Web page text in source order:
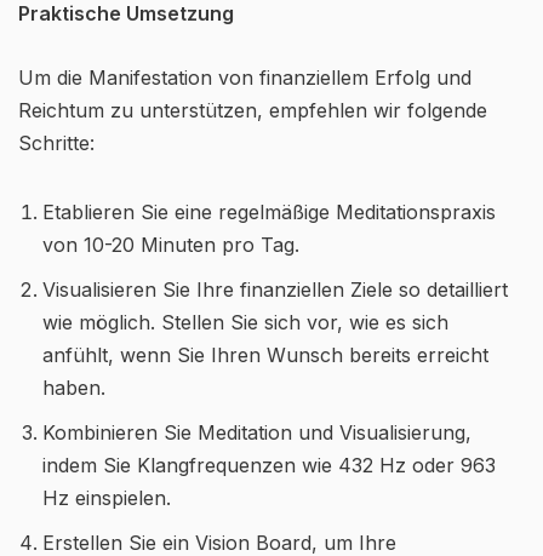
Praktische Umsetzung
Um die Manifestation von finanziellem Erfolg und
Reichtum zu unterstützen, empfehlen wir folgende
Schritte:
Etablieren Sie eine regelmäßige Meditationspraxis
von 10-20 Minuten pro Tag.
Visualisieren Sie Ihre finanziellen Ziele so detailliert
wie möglich. Stellen Sie sich vor, wie es sich
anfühlt, wenn Sie Ihren Wunsch bereits erreicht
haben.
Kombinieren Sie Meditation und Visualisierung,
indem Sie Klangfrequenzen wie 432 Hz oder 963
Hz einspielen.
Erstellen Sie ein Vision Board, um Ihre